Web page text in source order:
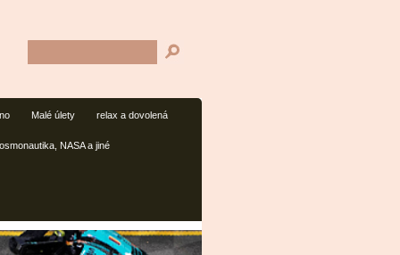
Malé úlety relax a dovolená
NASA a jiné